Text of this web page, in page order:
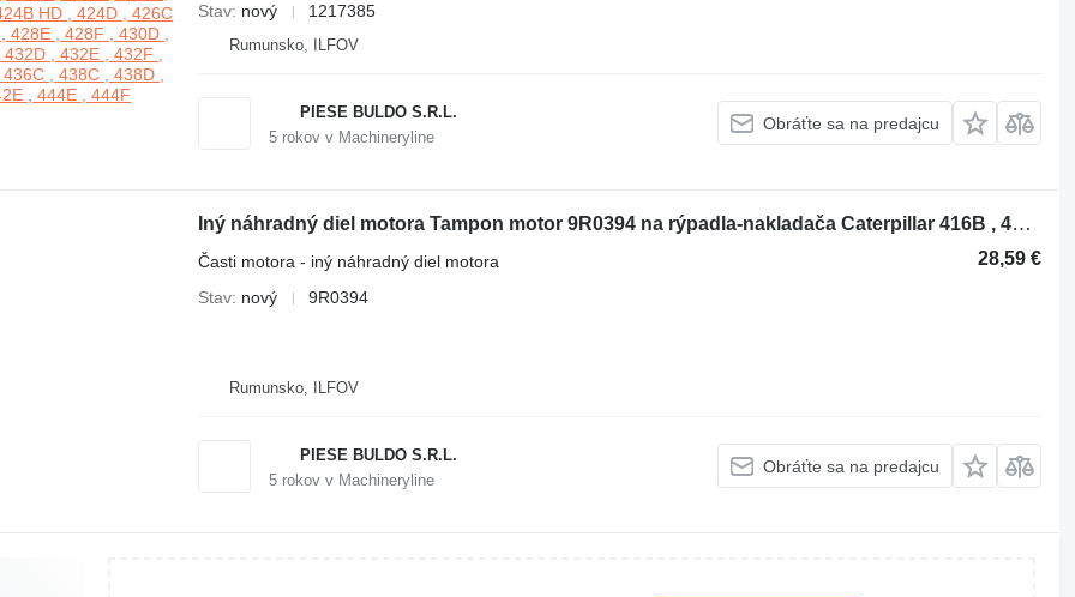
Stav nový 1217385
Rumunsko, ILFOV
PIESE BULDO S.R.L.
5rokov v Machineryline
Obráťte sa na predajcu
Iný náhradný diel motora Tampon motor 9R0394 na rýpadla-nakladača Caterpillar 416B , 416C , 416D , 420D
28,59 €
Časti motora - iný náhradný diel motora
Stav nový 9R0394
Rumunsko, ILFOV
PIESE BULDO S.R.L.
5rokov v Machineryline
Obráťte sa na predajcu